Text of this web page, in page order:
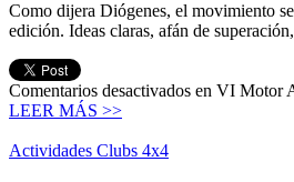
Como dijera Diógenes, el movimiento
edición. Ideas claras, afán de
Comentarios desactivados en VI Motor
LEER MÁS >>
Actividades Clubs 4x4